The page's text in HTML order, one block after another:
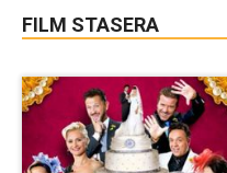
FILM STASERA